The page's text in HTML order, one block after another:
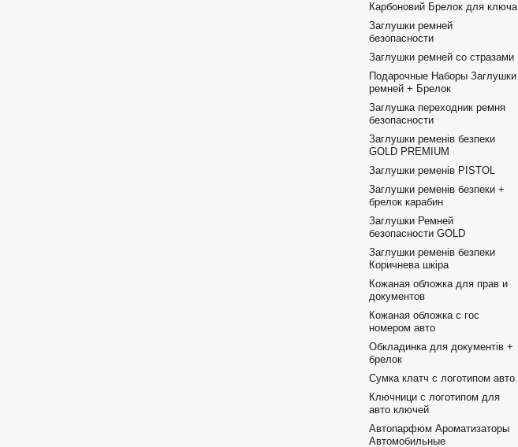
Карбоновий Брелок для ключа
Заглушки ремней
безопасности
Заглушки ремней со стразами
Подарочные Наборы Заглушки
ремней + Брелок
Заглушка переходник ремня
безопасности
Заглушки ременів безпеки
GOLD PREMIUM
Заглушки ременів PISTOL
Заглушки ременів безпеки +
брелок карабин
Заглушки Ремней
безопасности GOLD
Заглушки ременів безпеки
Коричнева шкіра
Кожаная обложка для прав и
документов
Кожаная обложка с гос
номером авто
Обкладинка для документів +
брелок
Сумка клатч с логотипом авто
Ключници с логотипом для
авто ключей
Автопарфюм Ароматизаторы
Автомобильные